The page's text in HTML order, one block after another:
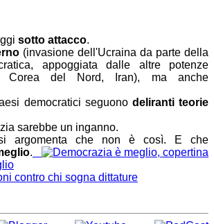
sotto attacco.
(invasione dell'Ucraina da parte della
appoggiata dalle altre potenze
Corea del Nord, Iran), ma anche
democratici seguono deliranti teorie
sarebbe un inganno.
argomenta che non è così. E che
.
contro chi sogna dittature